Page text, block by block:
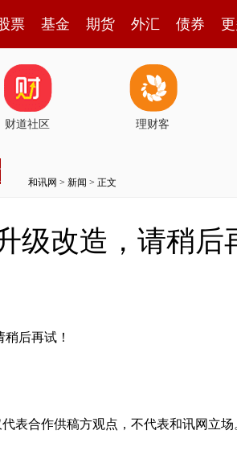
票 基金 期货 外汇 债券
财道社区 理财客
和讯网 > 新闻 > 正文
级改造，请稍后
后再试！
表合作供稿方观点，不代表和讯网立